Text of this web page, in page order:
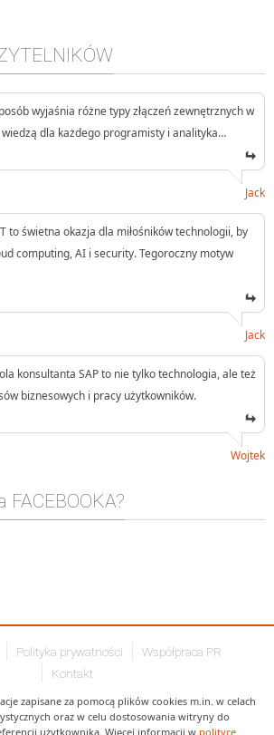
wyjaśnia różne typy złączeń zewnętrznych w
wiedzą dla każdego programisty i analityka…
Jack
to świetna okazja dla miłośników technologii, by
computing, AI i security. Tegoroczny motyw
Jack
konsultanta SAP to nie tylko technologia, ale też
biznesowych i pracy użytkowników.
Wojtek
Polityka prywatności
Współpraca PR
Kontakt
zapisane za pomocą plików cookies m.in. w celach
oraz w celu dostosowania witryny do
użytkownika. Więcej informacji w polityce